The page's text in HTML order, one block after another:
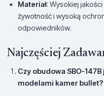
Materiał: Wysokiej
żywotność i wysoką
odpowiedników.
Najczęściej
Czy obudowa SBO-
modelami kamer bullet?